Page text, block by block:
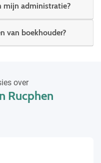
mijn administratie?
van boekhouder?
over
Rucphen